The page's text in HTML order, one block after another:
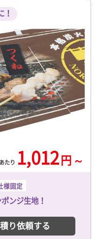
！
たり 1,012円 ～
様固定
ンジ生地！
り依頼する